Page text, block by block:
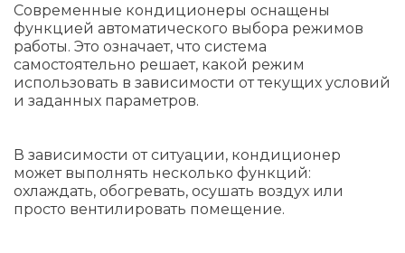
Современные кондиционеры оснащены
функцией автоматического выбора режимов
работы. Это означает, что система
самостоятельно решает, какой режим
использовать в зависимости от текущих условий
и заданных параметров.
В зависимости от ситуации, кондиционер
может выполнять несколько функций:
охлаждать, обогревать, осушать воздух или
просто вентилировать помещение.